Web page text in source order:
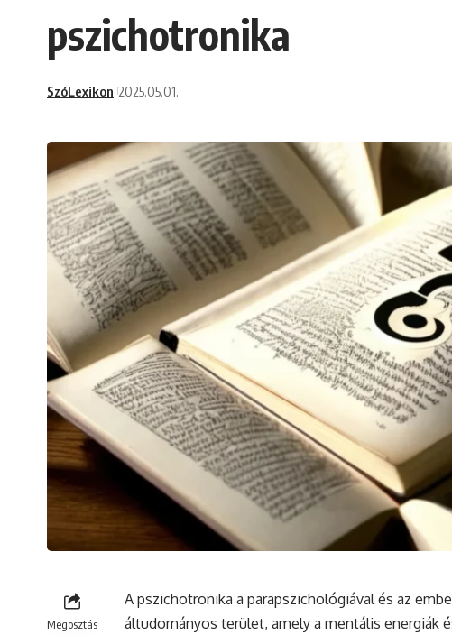
pszichotronika
SzóLexikon 2025.05.01.
Megosztás
A pszichotronika a parapszichológiával és az
áltudományos terület, amely a mentális energiák